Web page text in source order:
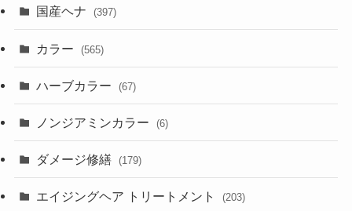
国産ヘナ (397)
カラー (565)
ハーブカラー (67)
ノンジアミンカラー (6)
ダメージ修繕 (179)
エイジングヘア トリートメント (203)